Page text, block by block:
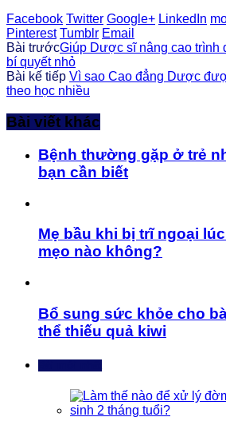
Facebook Twitter Google+ LinkedIn
Pinterest Tumblr Email
Bài trướcGiúp Dược sĩ nâng cao trình
bí quyết nhỏ
Bài kế tiếp Vì sao Cao đẳng Dược
theo học nhiều
Bài viết khác
Bệnh thường gặp ở trẻ
bạn cần biết
Mẹ bầu khi bị trĩ ngoại
mẹo nào không?
Bổ sung sức khỏe cho
thể thiếu quả kiwi